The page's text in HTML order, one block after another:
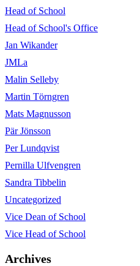
Head of School
Head of School's Office
Jan Wikander
JMLa
Malin Selleby
Martin Törngren
Mats Magnusson
Pär Jönsson
Per Lundqvist
Pernilla Ulfvengren
Sandra Tibbelin
Uncategorized
Vice Dean of School
Vice Head of School
Archives